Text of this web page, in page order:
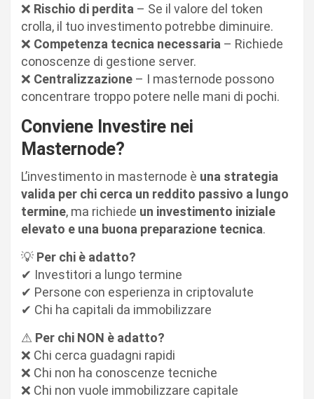
❌ Rischio di perdita – Se il valore del token
crolla, il tuo investimento potrebbe diminuire.
❌ Competenza tecnica necessaria – Richiede
conoscenze di gestione server.
❌ Centralizzazione – I masternode possono
concentrare troppo potere nelle mani di pochi.
Conviene Investire nei
Masternode?
L’investimento in masternode è una strategia
valida per chi cerca un reddito passivo a lungo
termine, ma richiede un investimento iniziale
elevato e una buona preparazione tecnica.
💡 Per chi è adatto?
✔ Investitori a lungo termine
✔ Persone con esperienza in criptovalute
✔ Chi ha capitali da immobilizzare
⚠ Per chi NON è adatto?
❌ Chi cerca guadagni rapidi
❌ Chi non ha conoscenze tecniche
❌ Chi non vuole immobilizzare capitale